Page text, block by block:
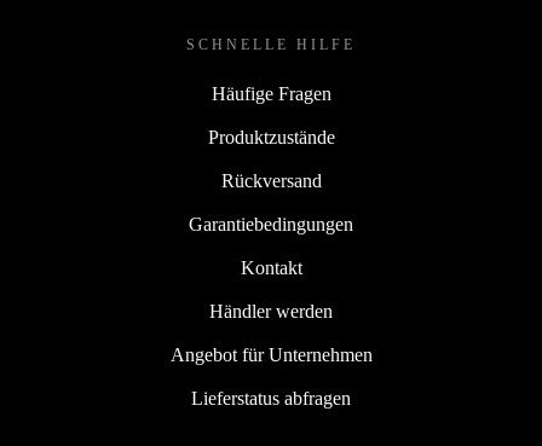
SCHNELLE HILFE
Häufige Fragen
Produktzustände
Rückversand
Garantiebedingungen
Kontakt
Händler werden
Angebot für Unternehmen
Lieferstatus abfragen